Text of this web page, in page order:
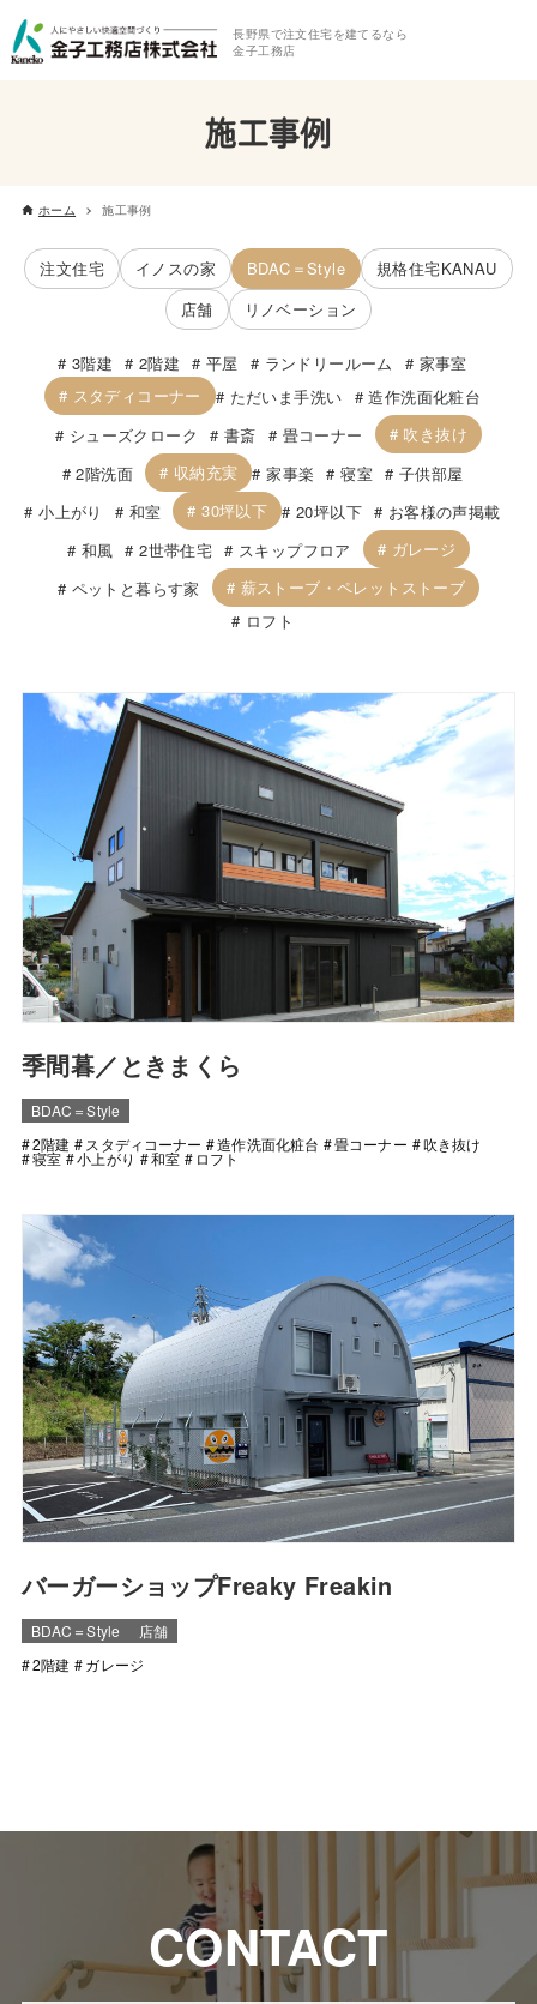
長野県で注文住宅を建てるなら
金子工務店
施工事例
ホーム 施工事例
注文住宅 イノスの家 BDAC＝Style
規格住宅KANAU
店舗
リノベーション
3階建 2階建 平屋 ランドリールーム
家事室
スタディコーナー
ただいま手洗い
造作洗面化粧台
シューズクローク
書斎 畳コーナー
吹き抜け
2階洗面
収納充実 家事楽 寝室
子供部屋
小上がり
和室 30坪以下 20坪以下
お客様の声掲載
和風
2世帯住宅 スキップフロア
ガレージ
ペットと暮らす家
薪ストーブ・ペレットストーブ
ロフト
季間暮／ときまくら
BDAC＝Style
2階建
スタディコーナー 造作洗面化粧台 畳コーナー 吹き抜け
寝室 小上がり 和室 ロフト
バーガーショップFreaky Freakin
BDAC＝Style
店舗
2階建
ガレージ
CONTACT